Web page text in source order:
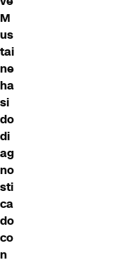
M
us
tai
ne
ha
si
do
di
ag
no
sti
ca
do
co
n